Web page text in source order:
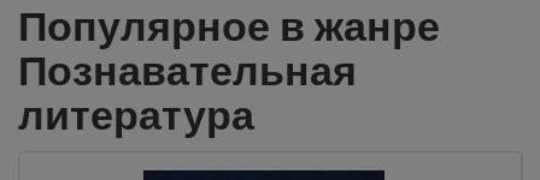
Популярное в жанре
Познавательная
литература